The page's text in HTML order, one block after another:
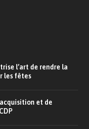
l’art de rendre la
les fêtes
et de